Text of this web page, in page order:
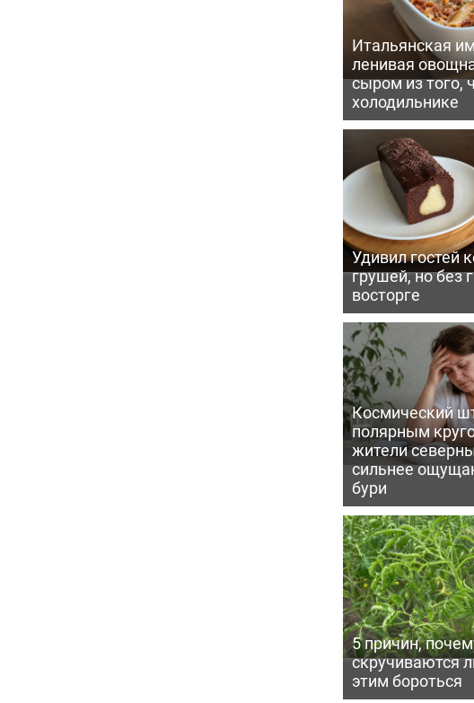
Итальянская
ленивая
сыром из того,
холодильнике
Удивил гостей
грушей, но без
восторге
Космический
полярным
жители
сильнее
бури
5 причин,
скручиваются
этим бороться